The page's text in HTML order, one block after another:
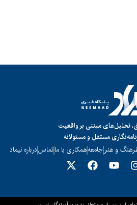
تحلیل‌های مبتنی بر واقعیت
مستقل و مسئولانه
و هنرجامعههمکاری با ماتماسدرباره نیماد